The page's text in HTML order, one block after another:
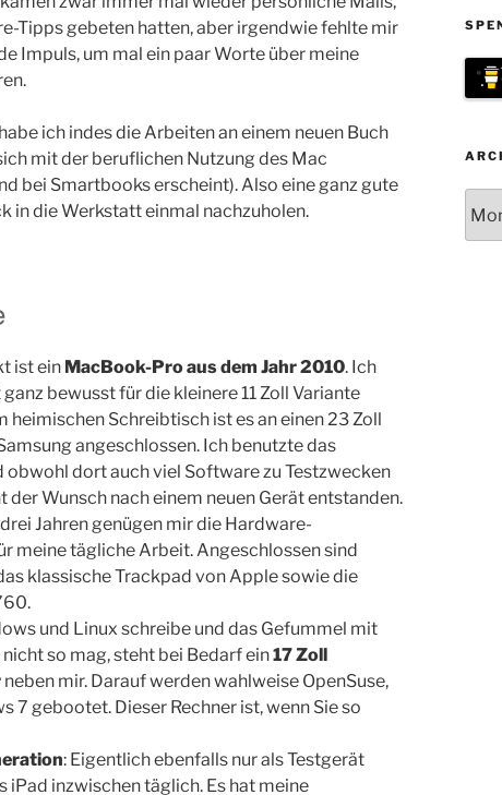
Tipps gebeten hatten, aber irgendwie fehlte mir
Impuls, um mal ein paar Worte über meine
ich indes die Arbeiten an einem neuen Buch
mit der beruflichen Nutzung des Mac
bei Smartbooks erscheint). Also eine ganz gute
in die Werkstatt einmal nachzuholen.
ist ein MacBook-Pro aus dem Jahr 2010. Ich
bewusst für die kleinere 11 Zoll Variante
heimischen Schreibtisch ist es an einen 23 Zoll
angeschlossen. Ich benutzte das
dort auch viel Software zu Testzwecken
der Wunsch nach einem neuen Gerät entstanden.
Jahren genügen mir die Hardware-
meine tägliche Arbeit. Angeschlossen sind
klassische Trackpad von Apple sowie die
und Linux schreibe und das Gefummel mit
so mag, steht bei Bedarf ein17 Zoll
neben mir. Darauf werden wahlweise OpenSuse,
7 gebootet. Dieser Rechner ist, wenn Sie so
: Eigentlich ebenfalls nur als Testgerät
iPad inzwischen täglich. Es hat meine